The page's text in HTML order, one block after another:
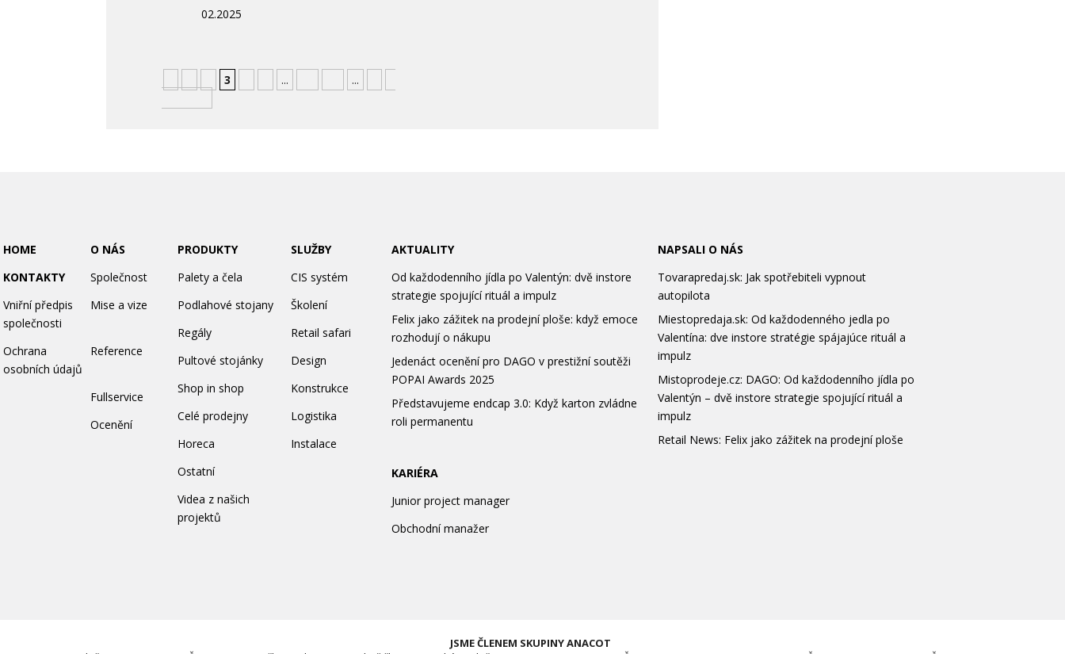
02.2025
3 ... ...
HOME
O NÁS
KONTAKTY
Společnost
Vniřní předpis
společnosti
Mise a vize
Ochrana
osobních údajů
Reference
Fullservice
Ocenění
PRODUKTY
SLUŽBY
Palety a čela
CIS systém
Podlahové stojany
Školení
Regály
Retail safari
Pultové stojánky
Design
Shop in shop
Konstrukce
Celé prodejny
Logistika
Horeca
Instalace
Ostatní
Videa z našich
projektů
AKTUALITY
NAPSALI O NÁS
Od každodenního jídla po Valentýn: dvě instore
strategie spojující rituál a impulz
Felix jako zážitek na prodejní ploše: když emoce
rozhodují o nákupu
Jedenáct ocenění pro DAGO v prestižní soutěži
POPAI Awards 2025
Představujeme endcap 3.0: Když karton zvládne
roli permanentu
Tovarapredaj.sk: Jak spotřebiteli vypnout
autopilota
Miestopredaja.sk: Od každodenného jedla po
Valentína: dve instore stratégie spájajúce rituál a
impulz
Mistoprodeje.cz: DAGO: Od každodenního jídla po
Valentýn – dvě instore strategie spojující rituál a
impulz
Retail News: Felix jako zážitek na prodejní ploše
KARIÉRA
Junior project manager
Obchodní manažer
JSME ČLENEM SKUPINY ANACOT